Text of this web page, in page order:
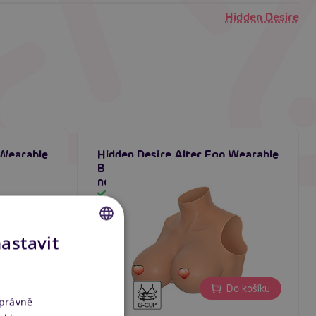
Hidden Desire
Hidden Desire Alter Ego Wearable
Breasts Crop Top With G-Cup,
nositelná silikonová prsa
Skladem
171,80 € Do košíku